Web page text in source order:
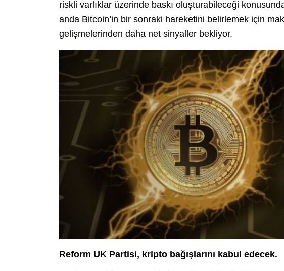
riskli varlıklar üzerinde baskı oluşturabileceği
anda Bitcoin’in bir sonraki hareketini belirlemek için
gelişmelerinden daha net sinyaller bekliyor.
Reform UK Partisi, kripto bağışlarını kabul edecek.